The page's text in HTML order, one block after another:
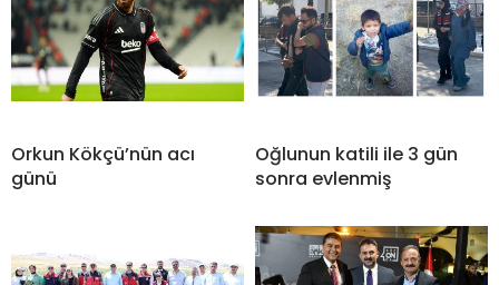
Orkun Kökçü’nün acı
günü
Oğlunun katili ile 3 gün
sonra evlenmiş